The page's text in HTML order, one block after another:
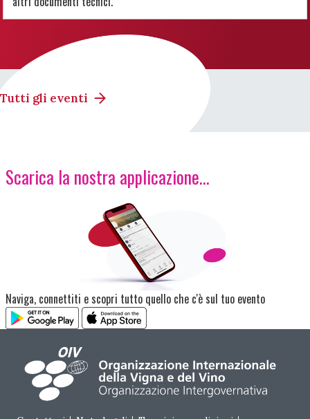
Tutti gli eventi
Scarica la nostra applicazione...
Immagine
Naviga, connettiti e scopri tutto quello che c'è sul tuo evento